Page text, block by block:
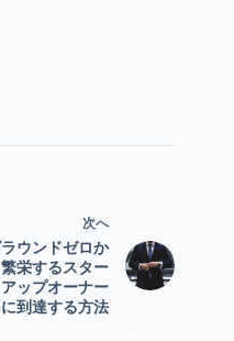
次へ
ウンドゼロか
繁栄するスター
アップオーナー
に到達する方法